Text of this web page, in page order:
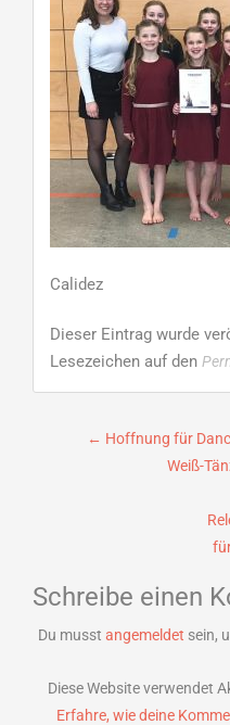
Calidez
Dieser Eintrag wurde
Lesezeichen auf den
← Hoffnung für
Weiß-
Schreibe einen
Du musst angemeldet sein,
Diese Website verwendet
Erfahre, wie deine